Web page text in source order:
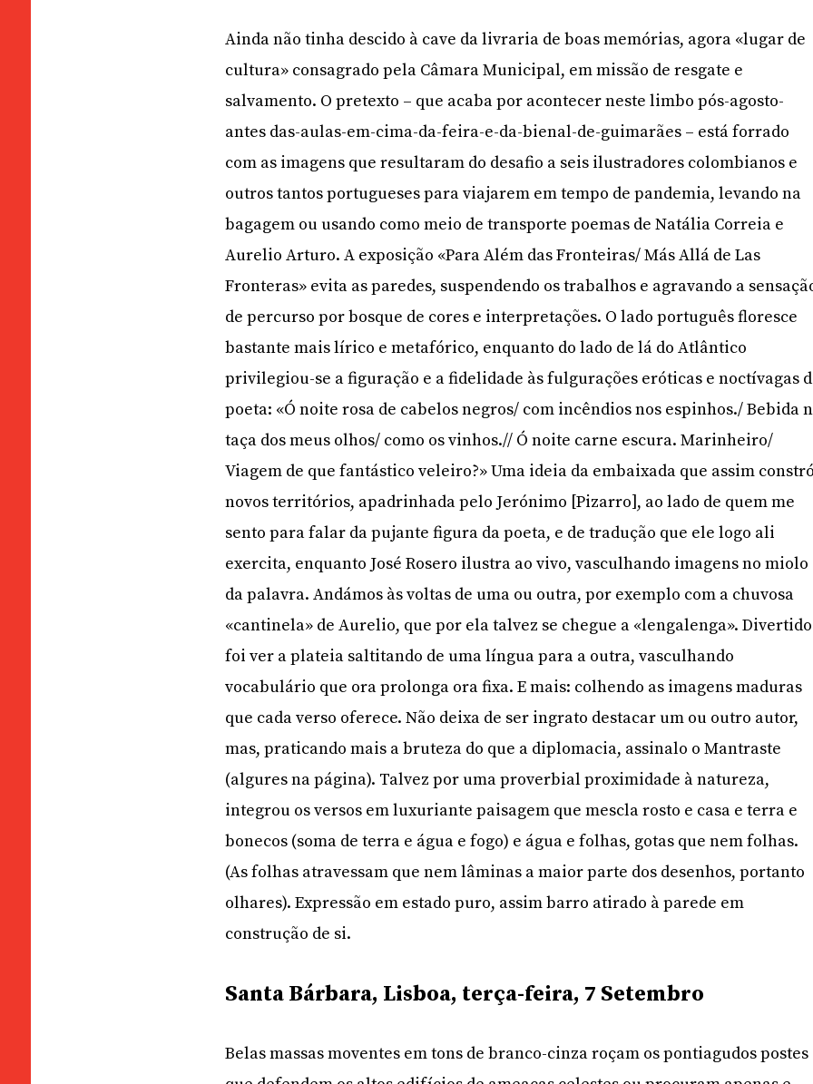
Ainda não tinha descido à cave da livraria de boas memórias, agora «lugar de
cultura» consagrado pela Câmara Municipal, em missão de resgate e
salvamento. O pretexto – que acaba por acontecer neste limbo pós-agosto-
antes das-aulas-em-cima-da-feira-e-da-bienal-de-guimarães – está forrado
com as imagens que resultaram do desafio a seis ilustradores colombianos e
outros tantos portugueses para viajarem em tempo de pandemia, levando na
bagagem ou usando como meio de transporte poemas de Natália Correia e
Aurelio Arturo. A exposição «Para Além das Fronteiras/ Más Allá de Las
Fronteras» evita as paredes, suspendendo os trabalhos e agravando a
de percurso por bosque de cores e interpretações. O lado português floresce
bastante mais lírico e metafórico, enquanto do lado de lá do Atlântico
privilegiou-se a figuração e a fidelidade às fulgurações eróticas e noctívagas
poeta: «Ó noite rosa de cabelos negros/ com incêndios nos espinhos./ Bebida
taça dos meus olhos/ como os vinhos.// Ó noite carne escura. Marinheiro/
Viagem de que fantástico veleiro?» Uma ideia da embaixada que assim
novos territórios, apadrinhada pelo Jerónimo [Pizarro], ao lado de quem me
sento para falar da pujante figura da poeta, e de tradução que ele logo ali
exercita, enquanto José Rosero ilustra ao vivo, vasculhando imagens no miolo
da palavra. Andámos às voltas de uma ou outra, por exemplo com a chuvosa
«cantinela» de Aurelio, que por ela talvez se chegue a «lengalenga». Divertido
foi ver a plateia saltitando de uma língua para a outra, vasculhando
vocabulário que ora prolonga ora fixa. E mais: colhendo as imagens maduras
que cada verso oferece. Não deixa de ser ingrato destacar um ou outro autor,
mas, praticando mais a bruteza do que a diplomacia, assinalo o Mantraste
(algures na página). Talvez por uma proverbial proximidade à natureza,
integrou os versos em luxuriante paisagem que mescla rosto e casa e terra e
bonecos (soma de terra e água e fogo) e água e folhas, gotas que nem folhas.
(As folhas atravessam que nem lâminas a maior parte dos desenhos, portanto
olhares). Expressão em estado puro, assim barro atirado à parede em
construção de si.
Santa Bárbara, Lisboa, terça-feira, 7 Setembro
Belas massas moventes em tons de branco-cinza roçam os pontiagudos postes